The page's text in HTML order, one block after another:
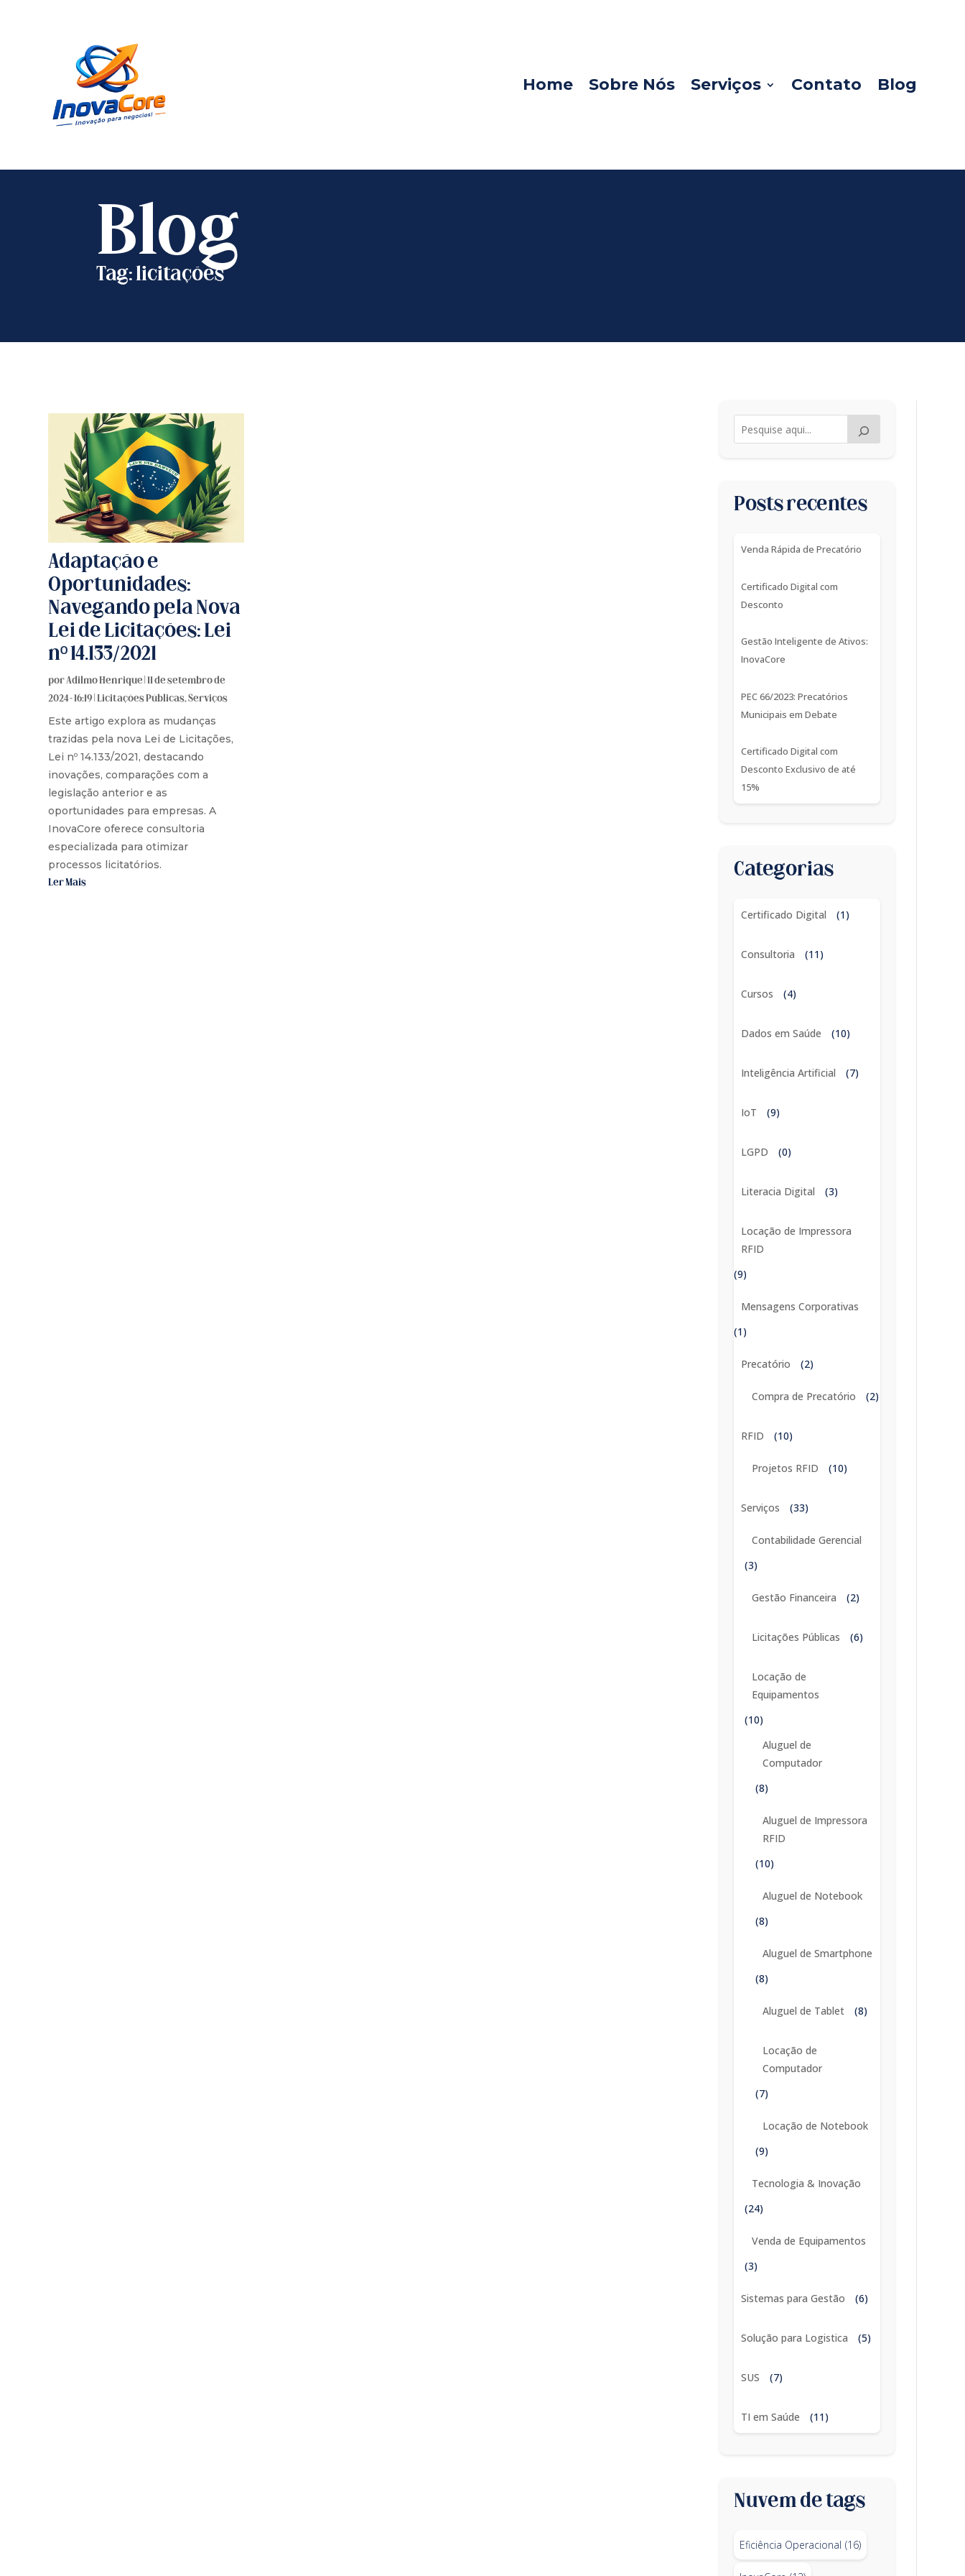
Home Sobre Nós Serviços Contato Blog
Blog
Tag: licitações
Adaptação e
Oportunidades:
Navegando pela Nova
Lei de Licitações: Lei
nº 14.133/2021
porAdilmo Henrique |11 de setembro de
2024 - 16:19 |Licitações Públicas,Serviços
Este artigo explora as mudanças
trazidas pela nova Lei de Licitações,
Lei nº 14.133/2021, destacando
inovações, comparações com a
legislação anterior e as
oportunidades para empresas. A
InovaCore oferece consultoria
especializada para otimizar
processos licitatórios.
Ler Mais
Posts recentes
Venda Rápida de Precatório
Certificado Digital com
Desconto
Gestão Inteligente de Ativos:
InovaCore
PEC 66/2023: Precatórios
Municipais em Debate
Certificado Digital com
Desconto Exclusivo de até
15%
Categorias
Certificado Digital (1)
Consultoria (11)
Cursos (4)
Dados em Saúde (10)
Inteligência Artificial (7)
IoT (9)
LGPD (0)
Literacia Digital (3)
Locação de Impressora
RFID
(9)
Mensagens Corporativas
(1)
Precatório (2)
Compra de Precatório (2)
RFID (10)
Projetos RFID (10)
Serviços (33)
Contabilidade Gerencial
(3)
Gestão Financeira (2)
Licitações Públicas (6)
Locação de
Equipamentos
(10)
Aluguel de
Computador
(8)
Aluguel de Impressora
RFID
(10)
Aluguel de Notebook
(8)
Aluguel de Smartphone
(8)
Aluguel de Tablet (8)
Locação de
Computador
(7)
Locação de Notebook
(9)
Tecnologia & Inovação
(24)
Venda de Equipamentos
(3)
Sistemas para Gestão (6)
Solução para Logistica (5)
SUS (7)
TI em Saúde (11)
Nuvem de tags
Eficiência Operacional (16)